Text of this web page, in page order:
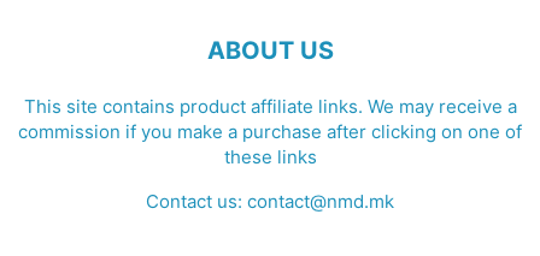
ABOUT US
This site contains product affiliate links. We may receive a
commission if you make a purchase after clicking on one of
these links
Contact us: contact@nmd.mk